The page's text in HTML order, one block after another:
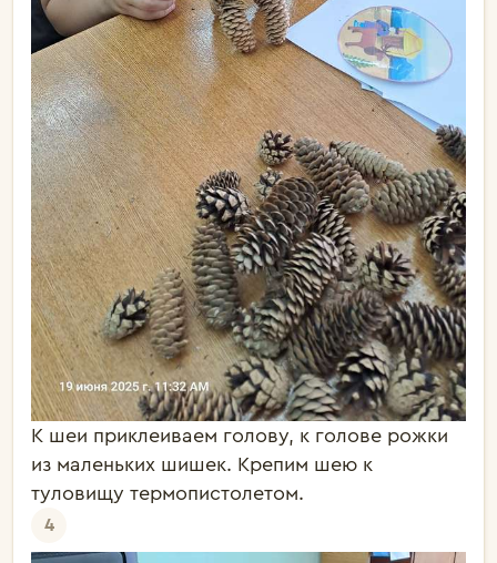
К шеи приклеиваем голову, к голове рожки
из маленьких шишек. Крепим шею к
туловищу термопистолетом.
4